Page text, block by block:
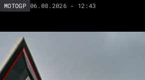
MOTOGP 06.08.2026 - 12:43